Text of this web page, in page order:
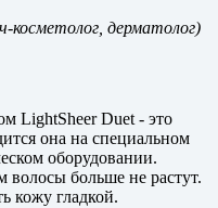
косметолог, дерматолог)
LightSheer Duet - это
она на специальном
оборудовании.
волосы больше не растут.
кожу гладкой.